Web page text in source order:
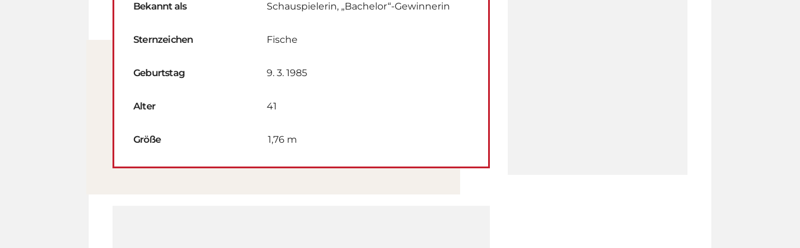
Bekannt als Schauspielerin, „Bachelor“-Gewinnerin
Sternzeichen Fische
Geburtstag 9. 3. 1985
Alter 41
Größe 1,76 m